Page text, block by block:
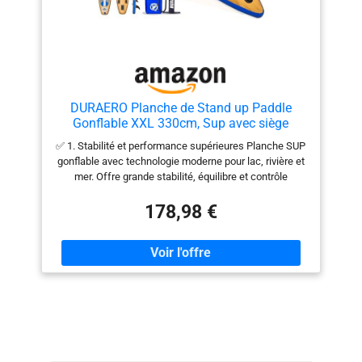
DURAERO Planche de Stand up Paddle
Gonflable XXL 330cm, Sup avec siège
Kayak et Repose-Pieds, pagaie Double,
Support caméra, Accessoires complets,
Charge 150 kg, Design Bois
✅ 1. Stabilité et performance supérieures Planche SUP
gonflable avec technologie moderne pour lac, rivière et
mer. Offre grande stabilité, équilibre et contrôle
confirmés. ✅ 2. SUP et kayak en un seul set Siège de
kayak amovible pour transformer facilement la planche
en kayak. Parfait pour les longues excursions ou
balades relaxantes, pour une expérience polyvalente. ✅
3. Taille idéale et grande capacité Dimensions : 330 ×
178,98 €